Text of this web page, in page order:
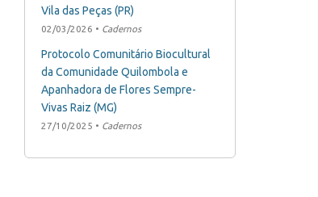
Vila das Peças (PR)
02/03/2026 • Cadernos
Protocolo Comunitário Biocultural
da Comunidade Quilombola e
Apanhadora de Flores Sempre-
Vivas Raiz (MG)
27/10/2025 • Cadernos